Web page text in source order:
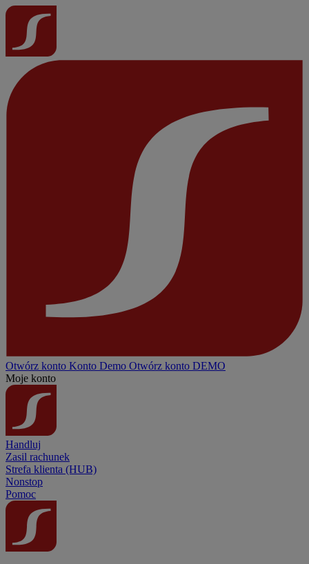
Otwórz konto Konto Demo Otwórz konto DEMO
Moje konto
Handluj
Zasil rachunek
Strefa klienta (HUB)
Nonstop
Pomoc